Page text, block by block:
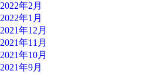
2022年2月
2022年1月
2021年12月
2021年11月
2021年10月
2021年9月